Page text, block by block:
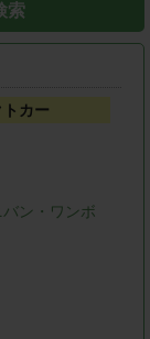
索
トカー
ン・ワンボ